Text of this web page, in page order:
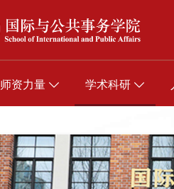
师资力量 学术科研